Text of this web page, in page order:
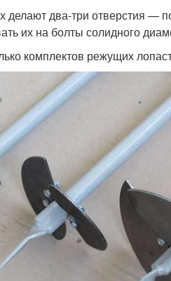
делают два-три отверстия —
их на болты солидного
комплектов режущих